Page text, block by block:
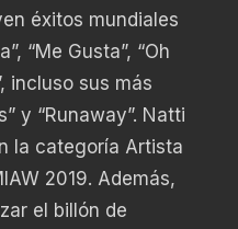
éxitos mundiales
“Me Gusta”, “Oh
incluso sus más
y “Runaway”. Natti
la categoría Artista
2019. Además,
el billón de